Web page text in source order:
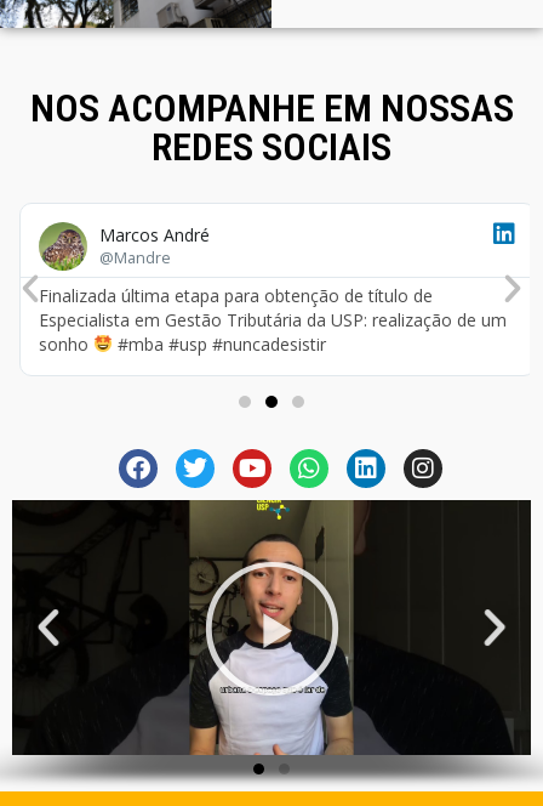
NOS ACOMPANHE EM NOSSAS
REDES SOCIAIS
Marcos André
@Mandre
Finalizada última etapa para obtenção de título de
Especialista em Gestão Tributária da USP: realização de um
sonho
#mba #usp #nuncadesistir